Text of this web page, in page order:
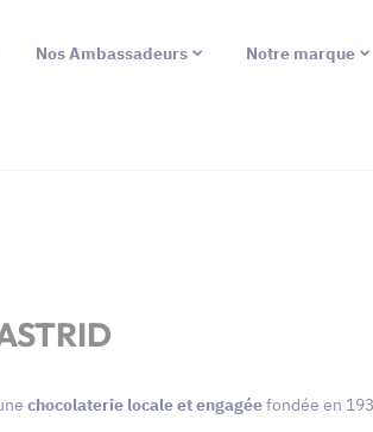
Nos Ambassadeurs Notre marque
chocolaterie locale et engagéefondée en